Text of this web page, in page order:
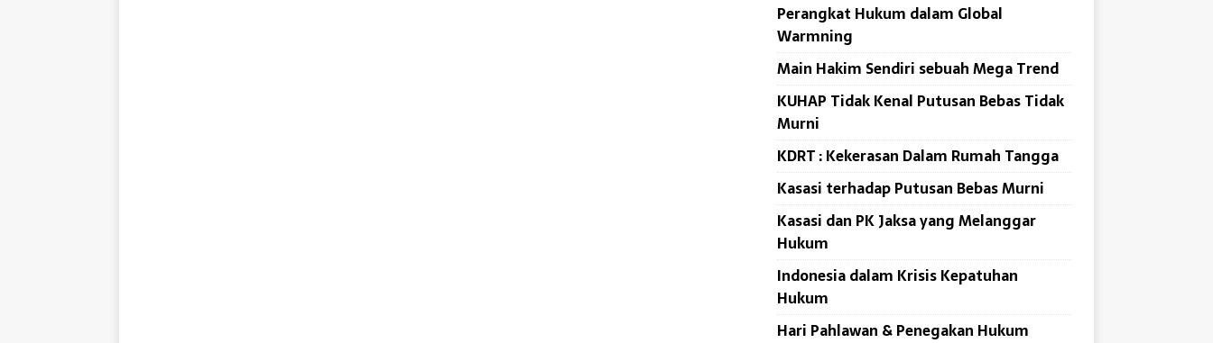
Perangkat Hukum dalam Global
Warmning
Main Hakim Sendiri sebuah Mega Trend
KUHAP Tidak Kenal Putusan Bebas Tidak
Murni
KDRT : Kekerasan Dalam Rumah Tangga
Kasasi terhadap Putusan Bebas Murni
Kasasi dan PK Jaksa yang Melanggar
Hukum
Indonesia dalam Krisis Kepatuhan
Hukum
Hari Pahlawan & Penegakan Hukum